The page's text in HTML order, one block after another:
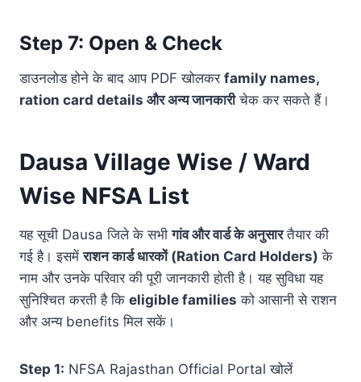
Step 7: Open & Check
डाउनलोड होने के बाद आप PDF खोलकर family names,
ration card details और अन्य जानकारीचेक कर सकते हैं।
Dausa Village Wise / Ward
Wise NFSA List
यह सूची Dausa जिले के सभीगांव और वार्ड के अनुसारतैयार की
गई है। इसमेंराशन कार्ड धारकों (Ration Card Holders) के
नाम और उनके परिवार की पूरी जानकारी होती है। यह सुविधा यह
सुनिश्चित करती है कि eligible families को आसानी से राशन
और अन्य benefits मिल सकें।
Step 1: NFSA Rajasthan Official Portal खोलें